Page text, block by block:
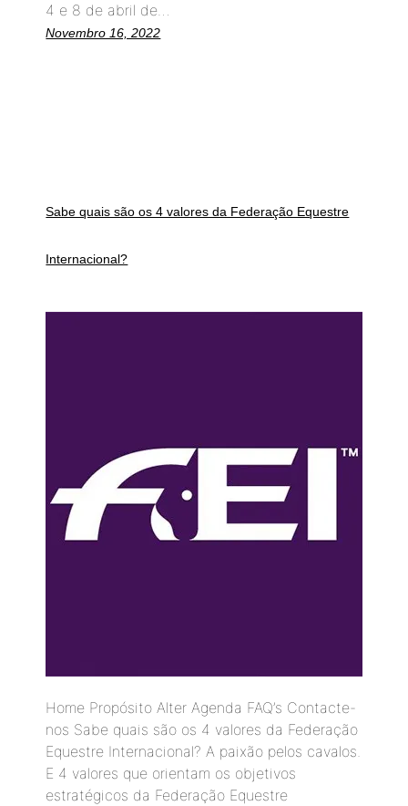
4 e 8 de abril de…
Novembro 16, 2022
Sabe quais são os 4 valores da Federação Equestre
Internacional?​
Home Propósito Alter Agenda FAQ’s Contacte-
nos Sabe quais são os 4 valores da Federação
Equestre Internacional? A paixão pelos cavalos.
E 4 valores que orientam os objetivos
estratégicos da Federação Equestre